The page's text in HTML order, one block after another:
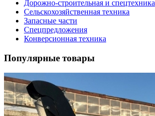
Дорожно-строительная и спецтехника
Сельскохозяйственная техника
Запасные части
Спецпредложения
Конверсионная техника
Популярные товары